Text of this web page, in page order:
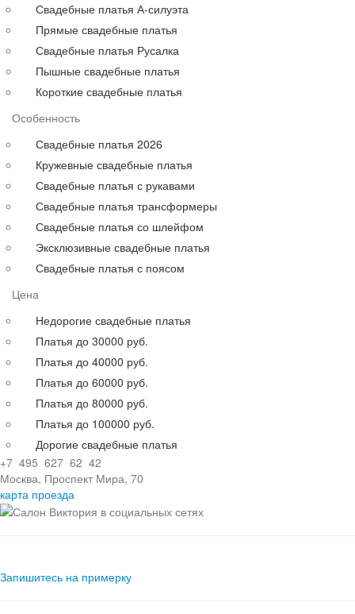
На свадьбу
С рукавами
Выпускные больших размеров
Короткие
до 30000 руб.
до 40000 руб.
до 60000 руб.
до 80000 руб.
до 100000 руб.
Свадебные платья А-силуэта
Прямые свадебные платья
Свадебные платья Русалка
Пышные свадебные платья
Короткие свадебные платья
Особенность
Свадебные платья 2026
Кружевные свадебные платья
Свадебные платья с рукавами
Свадебные платья трансформеры
Свадебные платья со шлейфом
Эксклюзивные свадебные платья
Свадебные платья с поясом
Цена
Недорогие свадебные платья
Платья до 30000 руб.
Платья до 40000 руб.
Платья до 60000 руб.
Платья до 80000 руб.
Платья до 100000 руб.
Дорогие свадебные платья
+7 495 627 62 42
Москва, Проспект Мира, 70
карта проезда
Запишитесь на примерку